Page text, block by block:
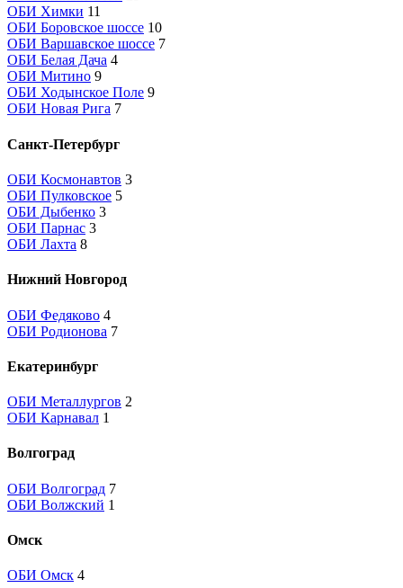
ОБИ Химки 11
ОБИ Боровское шоссе 10
ОБИ Варшавское шоссе 7
ОБИ Белая Дача 4
ОБИ Митино 9
ОБИ Ходынское Поле 9
ОБИ Новая Рига 7
Санкт-Петербург
ОБИ Космонавтов 3
ОБИ Пулковское 5
ОБИ Дыбенко 3
ОБИ Парнас 3
ОБИ Лахта 8
Нижний Новгород
ОБИ Федяково 4
ОБИ Родионова 7
Екатеринбург
ОБИ Металлургов 2
ОБИ Карнавал 1
Волгоград
ОБИ Волгоград 7
ОБИ Волжский 1
Омск
ОБИ Омск 4